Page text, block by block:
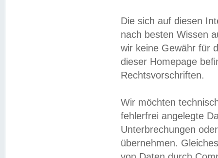
Die sich auf diesen
nach besten Wissen
wir keine Gewähr für
dieser Homepage
Rechtsvorschriften.
Wir möchten
fehlerfrei angelegte
Unterbrechungen
übernehmen.